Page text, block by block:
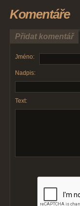
Komentáře
Přidat komentář
Jméno:
Nadpis:
Text: